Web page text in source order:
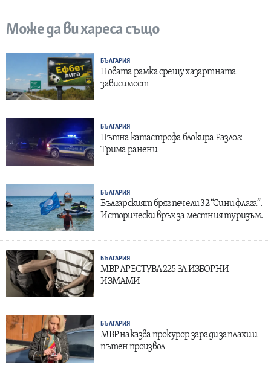
Може да ви хареса също
БЪЛГАРИЯ
Новата рамка срещу хазартната
зависимост
БЪЛГАРИЯ
Пътна катастрофа блокира Разлог:
Трима ранени
БЪЛГАРИЯ
Българският бряг печели 32 “Сини флага”.
Исторически връх за местния туризъм.
БЪЛГАРИЯ
МВР АРЕСТУВА 225 ЗА ИЗБОРНИ
ИЗМАМИ
БЪЛГАРИЯ
МВР наказва прокурор заради заплахи и
пътен произвол